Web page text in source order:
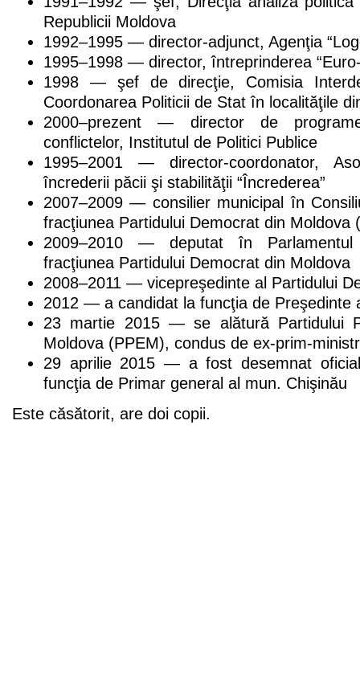
Republicii Moldova
1992–1995 — director-adjunct, Agenţia
1995–1998 — director, întreprinderea
1998 — şef de direcţie, Comisia
Coordonarea Politicii de Stat în localităţile
2000–prezent — director de
conflictelor, Institutul de Politici Publice
1995–2001 — director-coordonator,
încrederii păcii şi stabilităţii “Încrederea”
2007–2009 — consilier municipal în
fracţiunea Partidului Democrat din Moldova
2009–2010 — deputat în Parlamentul
fracţiunea Partidului Democrat din Moldova
2008–2011 — vicepreşedinte al Partidului
2012 — a candidat la funcţia de Preşedinte
23 martie 2015 — se alătură Partidului
Moldova (PPEM), condus de ex-prim-
29 aprilie 2015 — a fost desemnat
funcţia de Primar general al mun. Chişinău
Este căsătorit, are doi copii.